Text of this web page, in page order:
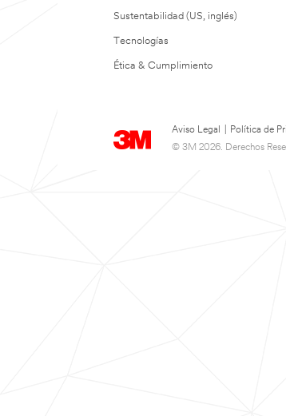
Sustentabilidad (US, inglés)
Tecnologías
Ética & Cumplimiento
Aviso Legal Política de
© 3M 2026. Derechos